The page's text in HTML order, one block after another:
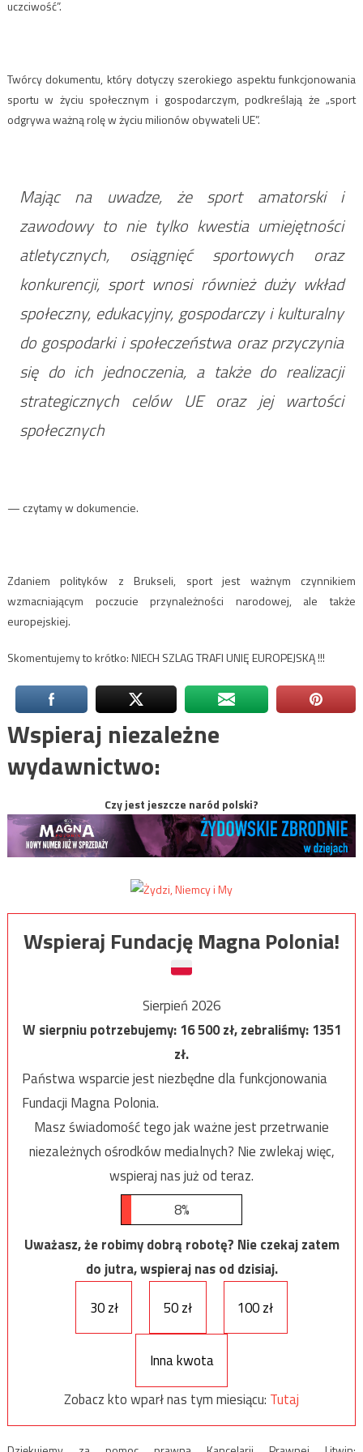
uczciwość”.
Twórcy dokumentu, który dotyczy szerokiego aspektu funkcjonowania
sportu w życiu społecznym i gospodarczym, podkreślają że „sport
odgrywa ważną rolę w życiu milionów obywateli UE”.
Mając na uwadze, że sport amatorski i
zawodowy to nie tylko kwestia umiejętności
atletycznych, osiągnięć sportowych oraz
konkurencji, sport wnosi również duży wkład
społeczny, edukacyjny, gospodarczy i kulturalny
do gospodarki i społeczeństwa oraz przyczynia
się do ich jednoczenia, a także do realizacji
strategicznych celów UE oraz jej wartości
społecznych
— czytamy w dokumencie.
Zdaniem polityków z Brukseli, sport jest ważnym czynnikiem
wzmacniającym poczucie przynależności narodowej, ale także
europejskiej.
Skomentujemy to krótko: NIECH SZLAG TRAFI UNIĘ EUROPEJSKĄ !!!
Wspieraj niezależne
wydawnictwo:
Czy jest jeszcze naród polski?
Wspieraj Fundację Magna Polonia!
Sierpień 2026
W sierpniu potrzebujemy:16 500zł, zebraliśmy:1351
zł.
Państwa wsparcie jest niezbędne dla funkcjonowania
Fundacji Magna Polonia.
Masz świadomość tego jak ważne jest przetrwanie
niezależnych ośrodków medialnych? Nie zwlekaj więc,
wspieraj nas już od teraz.
8%
Uważasz, że robimy dobrą robotę? Nie czekaj zatem
do jutra, wspieraj nas od dzisiaj.
30 zł
50 zł 100 zł
Inna kwota
Zobacz kto wparł nas tym miesiącu: Tutaj